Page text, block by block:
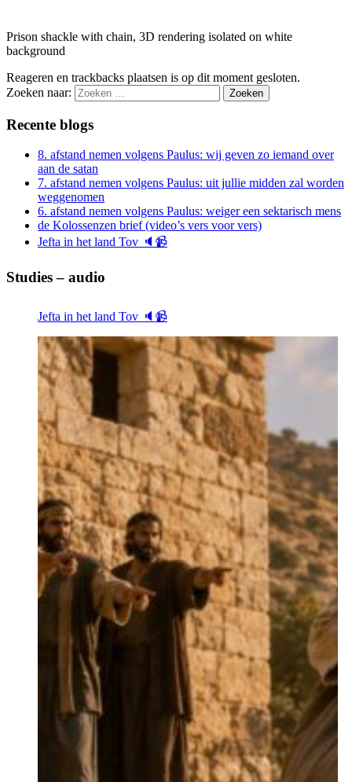
Prison shackle with chain, 3D rendering isolated on white
background
Reageren en trackbacks plaatsen is op dit moment gesloten.
Zoeken naar:
Recente blogs
8. afstand nemen volgens Paulus: wij geven zo iemand over
aan de satan
7. afstand nemen volgens Paulus: uit jullie midden zal worden
weggenomen
6. afstand nemen volgens Paulus: weiger een sektarisch mens
de Kolossenzen brief (video’s vers voor vers)
Jefta in het land Tov 🔈📹
Studies – audio
Jefta in het land Tov 🔈📹